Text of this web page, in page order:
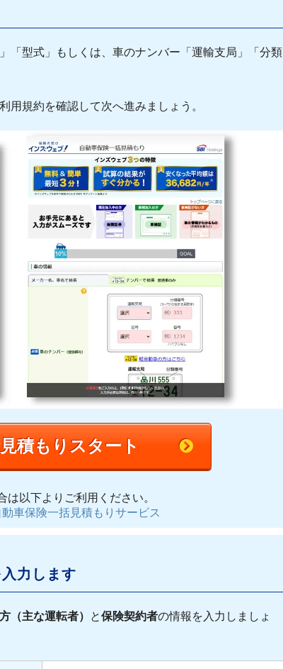
「型式」もしくは、車のナンバー「運輸支局」「分類
用規約を確認して次へ進みましょう。
積もりスタート
は以下よりご利用ください。
車保険一括見積もりサービス
力します
（主な運転者） と保険契約者の情報を入力しましょ